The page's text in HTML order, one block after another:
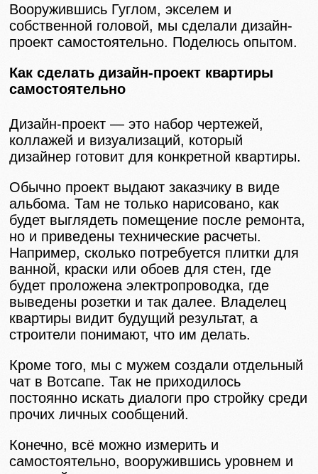
Вооружившись Гуглом, экселем и
собственной головой, мы сделали дизайн-
проект самостоятельно. Поделюсь опытом.
Как сделать дизайн-проект квартиры
самостоятельно
Дизайн-проект — это набор чертежей,
коллажей и визуализаций, который
дизайнер готовит для конкретной квартиры.
Обычно проект выдают заказчику в виде
альбома. Там не только нарисовано, как
будет выглядеть помещение после ремонта,
но и приведены технические расчеты.
Например, сколько потребуется плитки для
ванной, краски или обоев для стен, где
будет проложена электропроводка, где
выведены розетки и так далее. Владелец
квартиры видит будущий результат, а
строители понимают, что им делать.
Кроме того, мы с мужем создали отдельный
чат в Вотсапе. Так не приходилось
постоянно искать диалоги про стройку среди
прочих личных сообщений.
Конечно, всё можно измерить и
самостоятельно, вооружившись уровнем и